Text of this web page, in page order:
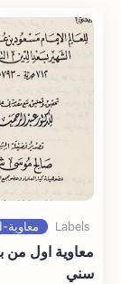
معاوية اول من
سني